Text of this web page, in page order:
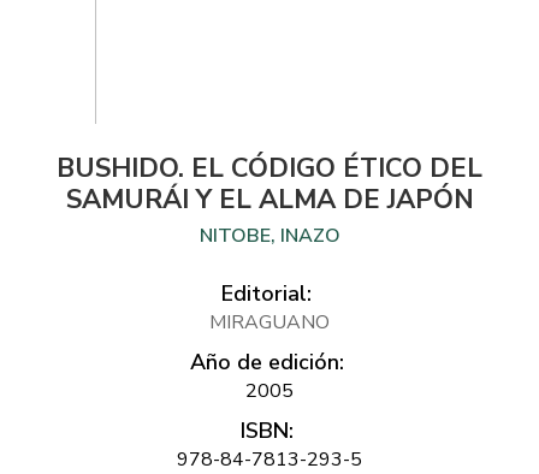
BUSHIDO. EL CÓDIGO ÉTICO DEL
SAMURÁI Y EL ALMA DE JAPÓN
NITOBE, INAZO
Editorial:
MIRAGUANO
Año de edición:
2005
ISBN:
978-84-7813-293-5